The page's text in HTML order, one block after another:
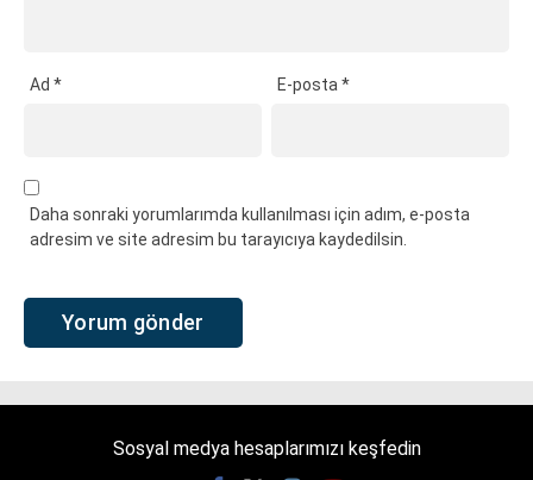
Ad * E-posta*
Daha sonraki yorumlarımda kullanılması için adım, e-posta
adresim ve site adresim bu tarayıcıya kaydedilsin.
Sosyal medya hesaplarımızı keşfedin